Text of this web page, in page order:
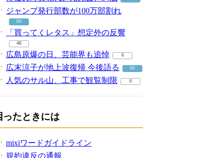
ジャンプ発行部数が100万部割れ
69
「買ってくレタス」想定外の反響
48
広島原爆の日、芸能界も追悼 6
広末涼子が地上波復帰 今後語る 60
人気のサル山、工事で観覧制限 6
ったときには
mixiワードガイドライン
規約違反の通報